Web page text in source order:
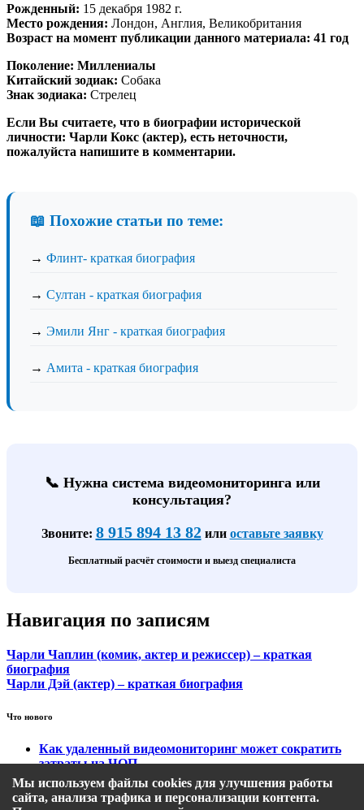
Рожденный: 15 декабря 1982 г.
Место рождения: Лондон, Англия, Великобритания
Возраст на момент публикации данного материала: 41 год
Поколение: Миллениалы
Китайский зодиак: Собака
Знак зодиака: Стрелец
Если Вы считаете, что в биографии исторической
личности: Чарли Кокс (актер), есть неточности,
пожалуйста напишите в комментарии.
📖 Похожие статьи по теме:
→ Флинт- краткая биография
→ Султан - краткая биография
→ Эмили Янг - краткая биография
→ Амита - краткая биография
📞 Нужна система видеомониторинга или
консультация?
Звоните: 8 915 894 13 82или оставьте заявку
Бесплатный расчёт стоимости и выезд специалиста
Навигация по записям
Чарли Чаплин (комик, актер и режиссер) – краткая
биография
Чарли Дэй (актер) – краткая биография
Что нового
Как удаленный видеомониторинг может сократить
затраты на ЧОП
Тарифы на охранный видеомониторинг
Этапы подключения удаленного видеомониторинга
Мы используем файлы cookies для улучшения работы
сайта, анализа трафика и персонализации контента.